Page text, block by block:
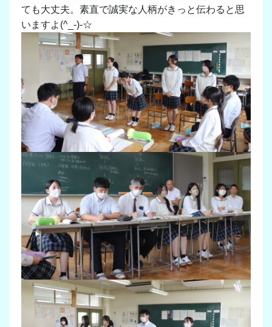
ても大丈夫。素直で誠実な人柄がきっと伝わると思
いますよ(^_-)-☆